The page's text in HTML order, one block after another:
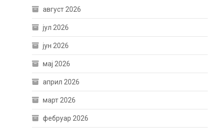
август 2026
јул 2026
јун 2026
мај 2026
април 2026
март 2026
фебруар 2026